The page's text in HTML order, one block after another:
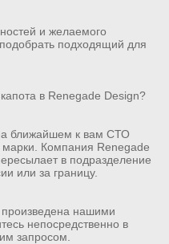
и желаемого
подходящий для
в Renegade Design?
ближайшем к вам СТО
Компания Renegade
в подразделение
или за границу.
произведена нашими
непосредственно в
запросом.